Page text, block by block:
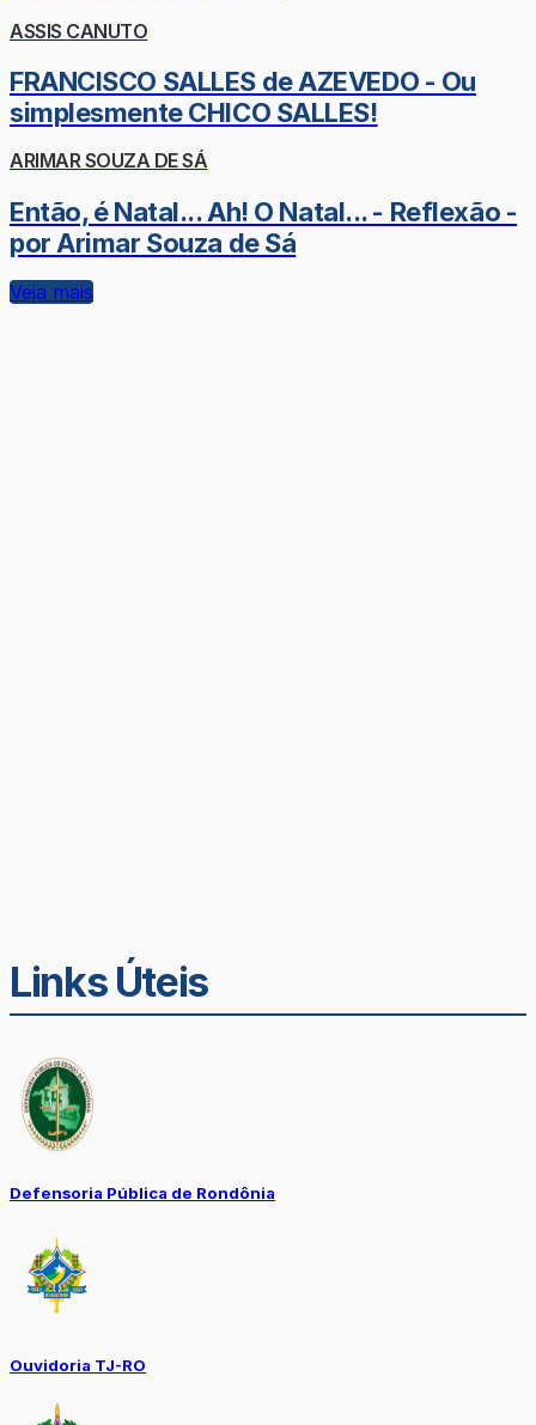
ASSIS CANUTO
FRANCISCO SALLES de AZEVEDO - Ou
simplesmente CHICO SALLES!
ARIMAR SOUZA DE SÁ
Então, é Natal... Ah! O Natal... - Reflexão -
por Arimar Souza de Sá
Veja mais
Links Úteis
Defensoria Pública de Rondônia
Ouvidoria TJ-RO